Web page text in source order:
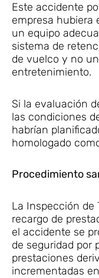
Este accidente
empresa hubiera
un equipo
sistema de
de vuelco y no
entretenimiento.
Si la evaluación
las condiciones
habrían
homologado
Procedimiento
La Inspección de
recargo de
el accidente se
de seguridad por
prestaciones
incrementadas